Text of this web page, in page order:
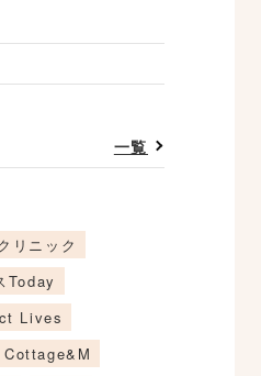
一覧
リニック
Today
Lives